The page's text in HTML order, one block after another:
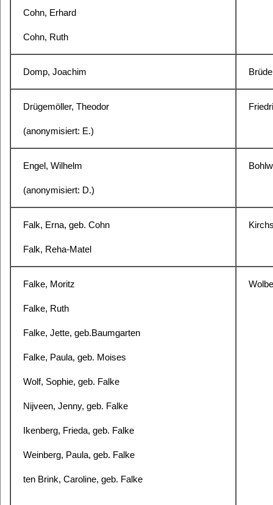
Cohn, Erhard
Cohn, Ruth
Domp, Joachim
Drügemöller, Theodor
(anonymisiert: E.)
Engel, Wilhelm
(anonymisiert: D.)
Falk, Erna, geb. Cohn
Falk, Reha-Matel
Falke, Moritz
Falke, Ruth
Falke, Jette, geb.Baumgarten
Falke, Paula, geb. Moises
Wolf, Sophie, geb. Falke
Nijveen, Jenny, geb. Falke
Ikenberg, Frieda, geb. Falke
Weinberg, Paula, geb. Falke
ten Brink, Caroline, geb. Falke